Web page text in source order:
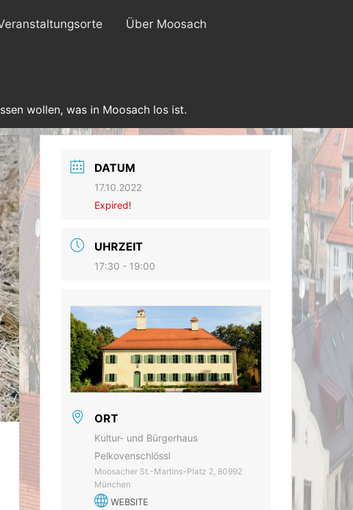
Über Moosach
wollen, was in Moosach los ist.
DATUM
17.10.2022
Expired!
UHRZEIT
17:30 - 19:00
ORT
Kultur- und Bürgerhaus
Pelkovenschlössl
Moosacher St.-Martins-Platz 2, 80992
München
WEBSITE